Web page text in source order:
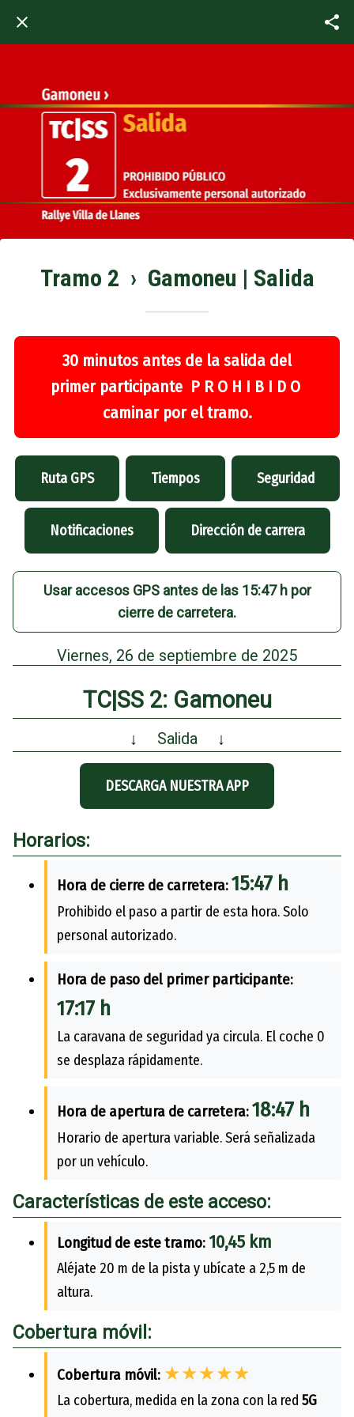
Tramo 2 › Gamoneu | Salida
30 minutos antes de la salida del
primer participante P R O H I B I D O
caminar por el tramo.
Ruta GPS Tiempos Seguridad
Notificaciones Dirección de carrera
Usar accesos GPS antes de las 15:47 h por
cierre de carretera.
Viernes, 26 de septiembre de 2025
TC|SS 2: Gamoneu
↓ Salida ↓
DESCARGA NUESTRA APP
Horarios:
Hora de cierre de carretera:15:47 h
Prohibido el paso a partir de esta hora. Solo
personal autorizado.
Hora de paso del primer participante:
17:17 h
La caravana de seguridad ya circula. El coche 0
se desplaza rápidamente.
Hora de apertura de carretera:18:47 h
Horario de apertura variable. Será señalizada
por un vehículo.
Características de este acceso:
Longitud de este tramo: 10,45 km
Aléjate 20 m de la pista y ubícate a 2,5 m de
altura.
Cobertura móvil:
Cobertura móvil: ★★★★★
La cobertura, medida en la zona con la red 5G